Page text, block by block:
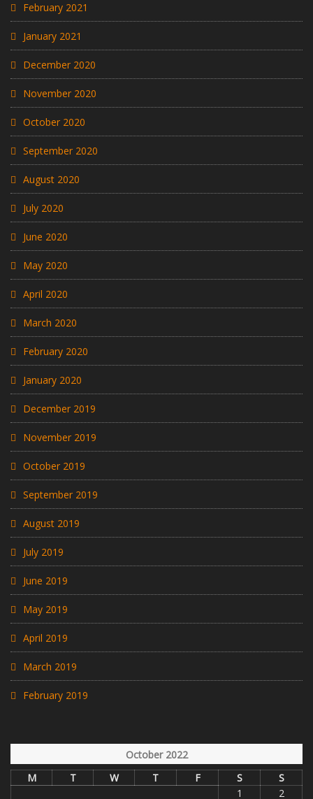
February 2021
January 2021
December 2020
November 2020
October 2020
September 2020
August 2020
July 2020
June 2020
May 2020
April 2020
March 2020
February 2020
January 2020
December 2019
November 2019
October 2019
September 2019
August 2019
July 2019
June 2019
May 2019
April 2019
March 2019
February 2019
October 2022
M
T W T F S
S
1
2